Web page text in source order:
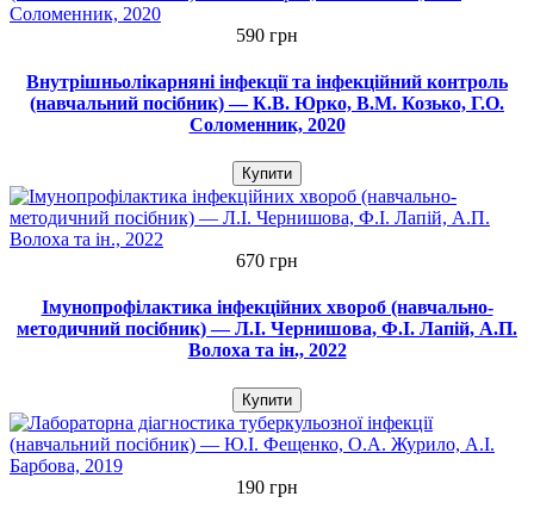
590 грн
Внутрішньолікарняні інфекції та інфекційний контроль
(навчальний посібник) — К.В. Юрко, В.М. Козько, Г.О.
Соломенник, 2020
Купити
670 грн
Імунопрофілактика інфекційних хвороб (навчально-
методичний посібник) — Л.І. Чернишова, Ф.І. Лапій, А.П.
Волоха та ін., 2022
Купити
190 грн